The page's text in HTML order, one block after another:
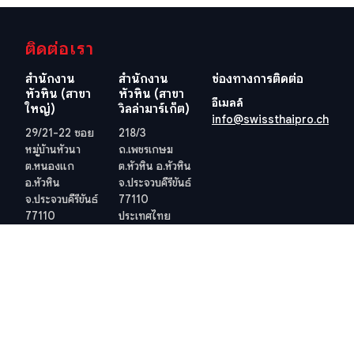
ติดต่อเรา
สำนักงาน
หัวหิน (สาขา
ใหญ่)
29/21-22 ซอย
หมู่บ้านหัวนา
ต.หนองแก
อ.หัวหิน
จ.ประจวบคีรีขันธ์
77110
สำนักงาน
หัวหิน (สาขา
วิลล่ามาร์เก็ต)
218/3
ถ.เพชรเกษม
ต.หัวหิน อ.หัวหิน
จ.ประจวบคีรีขันธ์
77110
ประเทศไทย
ช่องทางการติดต่อ
อีเมลล์
info@swissthaipro.ch